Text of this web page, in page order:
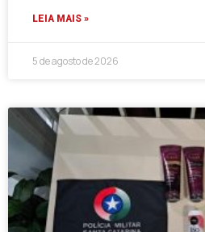
LEIA MAIS »
5 de agosto de 2026